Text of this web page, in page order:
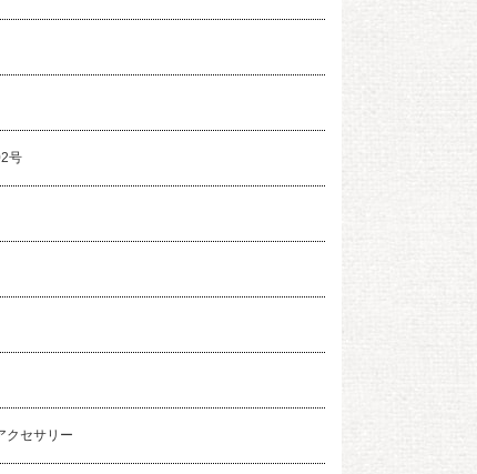
号
クセサリー